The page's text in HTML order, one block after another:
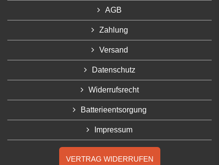
AGB
Zahlung
Versand
Datenschutz
Widerrufsrecht
Batterieentsorgung
Impressum
VERTRAG WIDERRUFEN